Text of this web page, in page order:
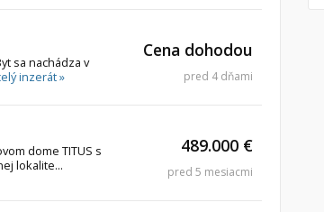
sa nachádza v
inzerát »
Cena dohodou
pred 4 dňami
dome TITUS s
lokalite...
489.000 €
pred 5 mesiacmi